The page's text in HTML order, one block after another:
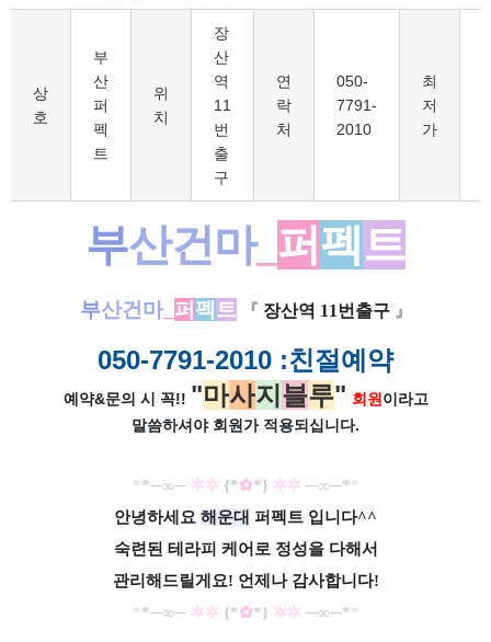
상
호
부
산
퍼
펙
트
위
치
장
산
역
11
번
출
구
연
락
처
050-
7791-
2010
최
저
가
부산건마_ 퍼 펙트
부산건마_ 퍼 펙 트 『 장산역 11번출구 』
050-7791-2010 :친절예약
예약&문의 시 꼭!! "마사지 블루" 회원 이라고
말씀하셔야 회원가 적용되십니다.
*​*─∞─ ✲✲ {*✿*} ✲✲ ─∞─*​*
안녕하세요 해운대 퍼펙트 입니다^^
숙련된 테라피 케어로 정성을 다해서
관리해드릴게요! 언제나 감사합니다!
*​*─∞─ ✲✲ {*✿*} ✲✲ ─∞─*​*